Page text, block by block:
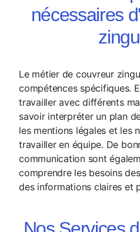
nécessaires
Le métier de couvreur
compétences spécifiques.
travailler avec différents
savoir interpréter un plan
les mentions légales et les
travailler en équipe. De
communication sont
comprendre les besoins
des informations claires et